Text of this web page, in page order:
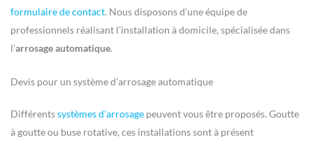
formulaire de contact. Nous disposons d’une équipe de
professionnels réalisant l’installation à domicile, spécialisée dans
l’arrosage automatique.
Devis pour un système d’arrosage automatique
Différentssystèmes d’arrosage peuvent vous être proposés. Goutte
à goutte ou buse rotative, ces installations sont à présent